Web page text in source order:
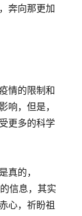
奔向那更加
情的限制和
响，但是，
更多的科学
真的，
信息，其实
心，祈盼祖